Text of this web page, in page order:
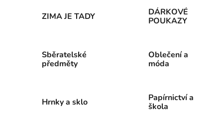
ZIMA JE TADY
DÁRKOVÉ
POUKAZY
Sběratelské
předměty
Oblečení a
móda
Hrnky a sklo
Papírnictví a
škola